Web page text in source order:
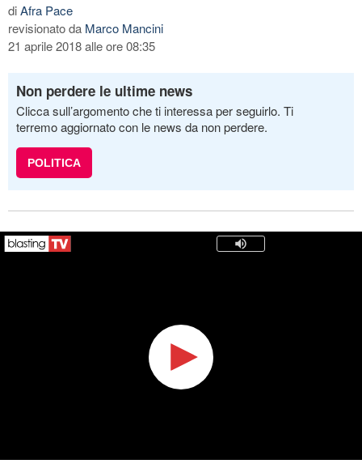
diAfra Pace
revisionato da Marco Mancini
21 aprile 2018 alle ore 08:35
Non perdere le ultime news
Clicca sull’argomento che ti interessa per seguirlo. Ti
terremo aggiornato con le news da non perdere.
POLITICA